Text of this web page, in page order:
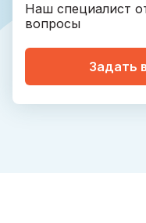
Наш специалист
вопросы
Задать